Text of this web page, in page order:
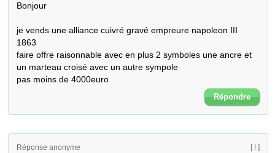
Bonjour
je vends une alliance cuivré gravé empreure napoleon III
1863
faire offre raisonnable avec en plus 2 symboles une ancre et
un marteau croisé avec un autre sympole
pas moins de 4000euro
Répondre
Réponse anonyme
[ ! ]